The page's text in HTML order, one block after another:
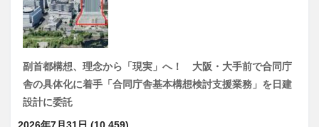
副首都構想、理念から「現実」へ！ 大阪・大手前で合同庁
舎の具体化に着手「合同庁舎基本構想検討支援業務」を日建
設計に委託
2026年7月31日 (10,459)